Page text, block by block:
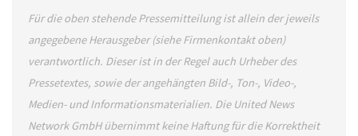
Für die oben stehende Pressemitteilung ist allein der jeweils
angegebene Herausgeber (siehe Firmenkontakt oben)
verantwortlich. Dieser ist in der Regel auch Urheber des
Pressetextes, sowie der angehängten Bild-, Ton-, Video-,
Medien- und Informationsmaterialien. Die United News
Network GmbH übernimmt keine Haftung für die Korrektheit